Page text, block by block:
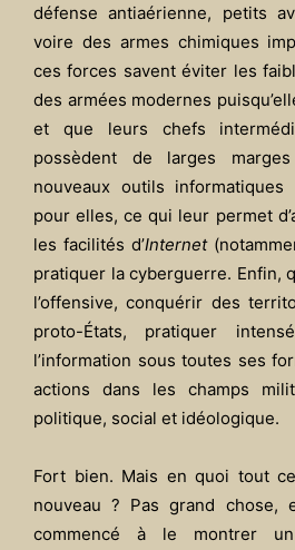
défense antiaérienne, petits
voire des armes chimiques
ces forces savent éviter les
des armées modernes
et que leurs chefs
possèdent de larges
nouveaux outils
pour elles, ce qui leur permet
les facilités d’Internet
pratiquer la cyberguerre. Enfin,
l’offensive, conquérir des
proto-États, pratiquer
l’information sous toutes ses
actions dans les champs
politique, social et idéologique.
Fort bien. Mais en quoi tout
nouveau ? Pas grand chose,
commencé à le montrer un